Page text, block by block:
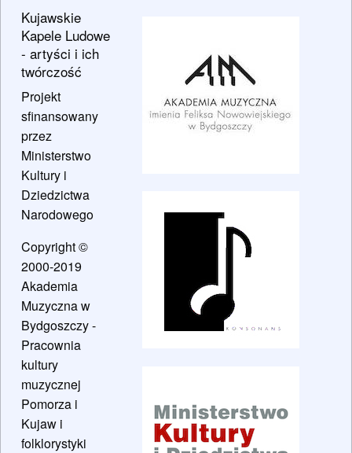
Kujawskie
Kapele Ludowe
- artyści i ich
twórczość
Projekt
sfinansowany
przez
Ministerstwo
Kultury i
Dziedzictwa
Narodowego
Copyright ©
2000-2019
Akademia
Muzyczna w
Bydgoszczy -
Pracownia
kultury
muzycznej
Pomorza i
Kujaw i
folklorystyki